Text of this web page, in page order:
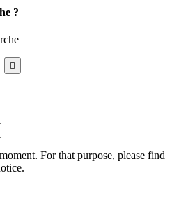
?

For that purpose, please find